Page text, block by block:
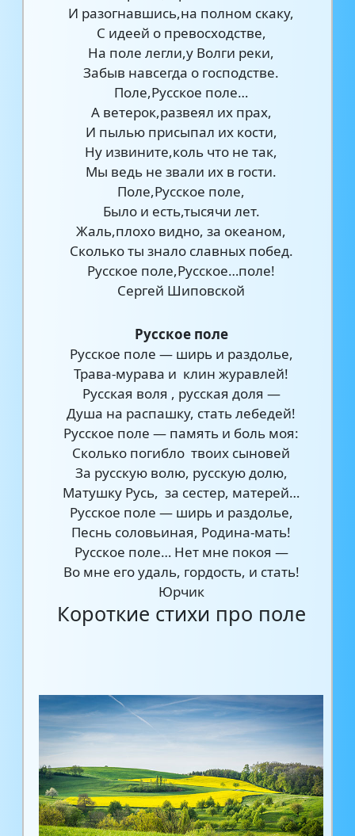
И разогнавшись,на полном скаку,
С идеей о превосходстве,
На поле легли,у Волги реки,
Забыв навсегда о господстве.
Поле,Русское поле…
А ветерок,развеял их прах,
И пылью присыпал их кости,
Ну извините,коль что не так,
Мы ведь не звали их в гости.
Поле,Русское поле,
Было и есть,тысячи лет.
Жаль,плохо видно, за океаном,
Сколько ты знало славных побед.
Русское поле,Русское…поле!
Сергей Шиповской
Русское поле
Русское поле — ширь и раздолье,
Трава-мурава и клин журавлей!
Русская воля , русская доля —
Душа на распашку, стать лебедей!
Русское поле — память и боль моя:
Сколько погибло твоих сыновей
За русскую волю, русскую долю,
Матушку Русь, за сестер, матерей…
Русское поле — ширь и раздолье,
Песнь соловьиная, Родина-мать!
Русское поле… Нет мне покоя —
Во мне его удаль, гордость, и стать!
Юрчик
Короткие стихи про поле